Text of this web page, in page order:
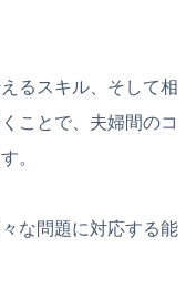
るスキル、そして相
ことで、夫婦間のコ
。
な問題に対応する能